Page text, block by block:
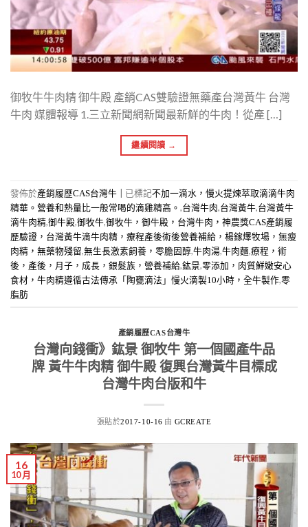
御牧牛牛肉精 御牛殿 產銷CAS雙驗證無藥產台灣黃牛 台灣
牛肉 媒體報導 1.三立新聞網新聞最新鮮的牛肉！從產 […]
繼續閱讀 →
發佈於產銷履歷CAS台灣牛 已標記不加一滴水，慢火提煉萃取滴滴牛肉
精華。營養和熱量比一般常喝的滴雞精高。 ,台灣牛肉,台灣黃牛,台灣黃牛
滴牛肉精,御牛殿,御牧牛,御牧牛，御牛殿，台灣牛肉，神農獎CAS產銷履
歷驗證，台灣黃牛滴牛肉精，療程產後術後營養補給，楊鎵燡牧場，無瘦
肉精，無藥物殘留,無生長激素飼養，零膽固醇,牛肉湯,牛肉麵,療程，術
後，產後，月子，成長，銀髮族，營養補給,鈜景,零添加，肉質鮮嫩安心
食材，牛肉精遵循古法傳承「陶甕滴法」慢火滴製10小時，全牛製作,零
脂肪
產銷履歷CAS台灣牛
台灣向錢衝》鈜景 御牧牛 第一個國產牛品
牌 黃牛牛肉精 御牛殿 復興台灣黃牛目標成
台灣牛肉台版和牛
張貼於2017-10-16 由 GCREATE
16
10 月